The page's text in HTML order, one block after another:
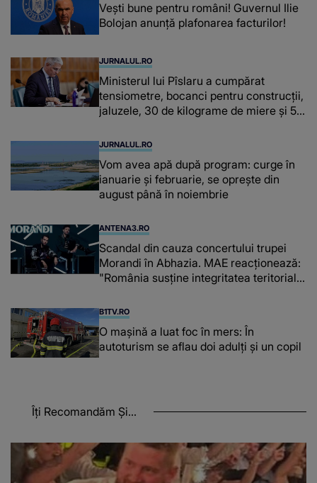
Vești bune pentru români! Guvernul Ilie
Bolojan anunță plafonarea facturilor!
JURNALUL.RO
Ministerul lui Pîslaru a cumpărat
tensiometre, bocanci pentru construcții,
jaluzele, 30 de kilograme de miere și 50
JURNALUL.RO
Vom avea apă după program: curge în
ianuarie și februarie, se oprește din
august până în noiembrie
ANTENA3.RO
Scandal din cauza concertului trupei
Morandi în Abhazia. MAE reacționează:
"România susține integritatea teritorială
B1TV.RO
O maşină a luat foc în mers: În
autoturism se aflau doi adulți și un copil
Îți Recomandăm Și...